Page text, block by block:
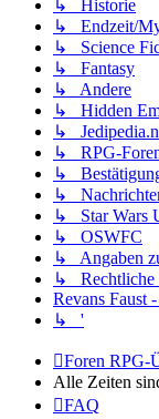
↳ Historie
↳ Endzeit/
↳ Science
↳ Fantasy
↳ Andere
↳ Hidden
↳
↳ RPG-
↳
↳
↳ Star Wars
↳ OSWFC
↳ Angaben
↳ Rechtliche
Revans Faust
↳ '
Foren RPG-
Alle Zeiten
FAQ